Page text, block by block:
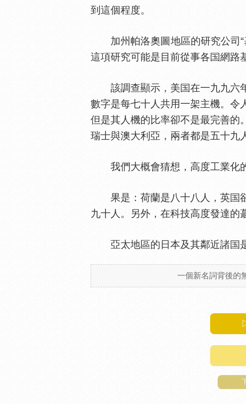
到這個程度。
加州帕洛奧圖地區的研究公司“
這項研究可能是目前從事各
網路
該調查顯示，美
在一九九六
數字是每七十人共用一架主機。令
但是其人機的比率卻不是最完善的
瑞士與澳大利亞，兩者都是五十九
我們大概會猜想，高度工業化
果是：荷蘭是八十八人，英
九十人。另外，在科技高度發達的
亞太地區的日本及其鄰近諸
一個新名詞背後的